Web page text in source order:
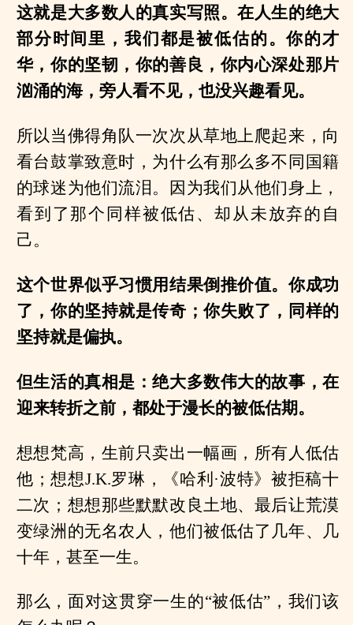
这就是大多数人的真实写照。在人生的绝大
部分时间里，我们都是被低估的。你的才
华，你的坚韧，你的善良，你内心深处那片
汹涌的海，旁人看不见，也没兴趣看见。
所以当佛得角队一次次从草地上爬起来，向
看台鼓掌致意时，为什么有那么多不同国籍
的球迷为他们流泪。因为我们从他们身上，
看到了那个同样被低估、却从未放弃的自
己。
这个世界似乎习惯用结果倒推价值。你成功
了，你的坚持就是传奇；你失败了，同样的
坚持就是偏执。
但生活的真相是：绝大多数伟大的故事，在
迎来转折之前，都处于漫长的被低估期。
想想梵高，生前只卖出一幅画，所有人低估
他；想想J.K.罗琳，《哈利·波特》被拒稿十
二次；想想那些默默改良土地、最后让荒漠
变绿洲的无名农人，他们被低估了几年、几
十年，甚至一生。
那么，面对这贯穿一生的“被低估”，我们该